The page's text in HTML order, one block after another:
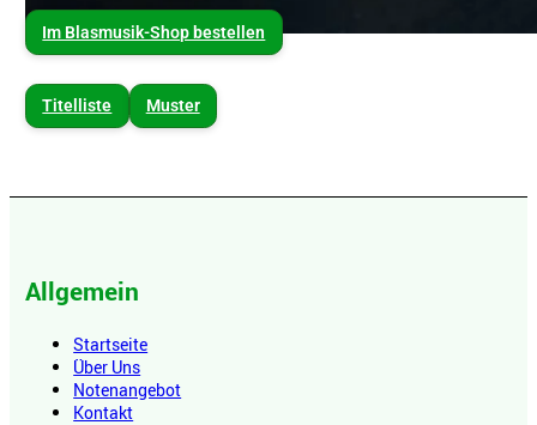
Im Blasmusik-Shop bestellen
Titelliste Muster
Allgemein
Startseite
Über Uns
Notenangebot
Kontakt